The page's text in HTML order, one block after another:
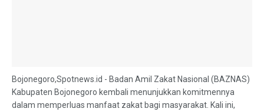
Bojonegoro,Spotnews.id - Badan Amil Zakat Nasional (BAZNAS)
Kabupaten Bojonegoro kembali menunjukkan komitmennya
dalam memperluas manfaat zakat bagi masyarakat. Kali ini,